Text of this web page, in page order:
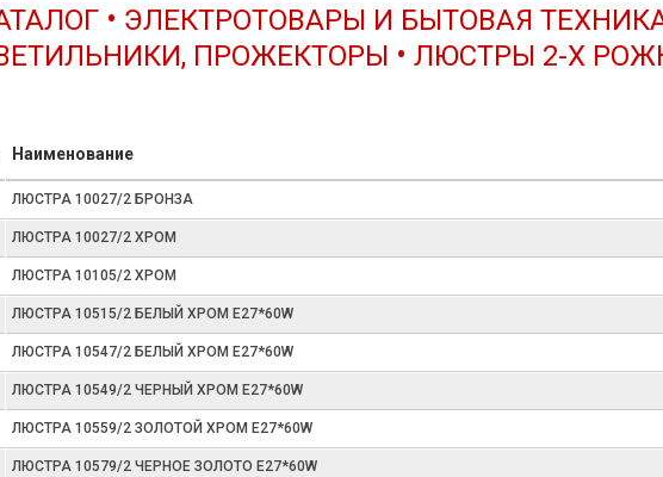
• ЭЛЕКТРОТОВАРЫ И БЫТОВАЯ
ПРОЖЕКТОРЫ • ЛЮСТРЫ 2-Х
Наименование
ЛЮСТРА 10027/2 БРОНЗА
ЛЮСТРА 10027/2 ХРОМ
ЛЮСТРА 10105/2 ХРОМ
ЛЮСТРА 10515/2 БЕЛЫЙ ХРОМ E27*60W
ЛЮСТРА 10547/2 БЕЛЫЙ ХРОМ E27*60W
ЛЮСТРА 10549/2 ЧЕРНЫЙ ХРОМ E27*60W
ЛЮСТРА 10559/2 ЗОЛОТОЙ ХРОМ E27*60W
ЛЮСТРА 10579/2 ЧЕРНОЕ ЗОЛОТО E27*60W